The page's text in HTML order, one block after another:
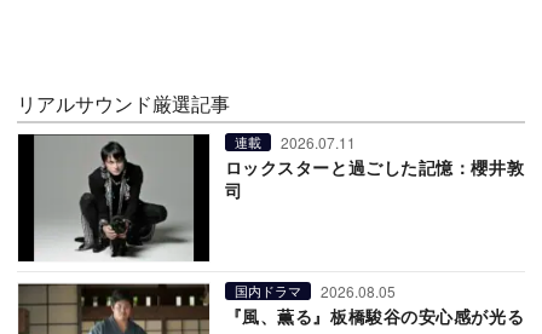
リアルサウンド厳選記事
連載 2026.07.11
ロックスターと過ごした記憶：櫻井敦
司
国内ドラマ 2026.08.05
『風、薫る』板橋駿谷の安心感が光る